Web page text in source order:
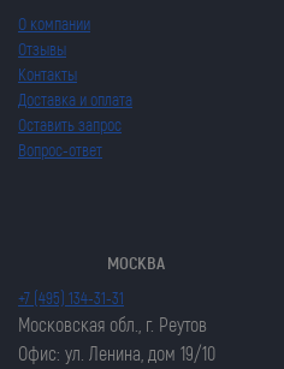
О компании
Отзывы
Контакты
Доставка и оплата
Оставить запрос
Вопрос-ответ
МОСКВА
+7 (495) 134-31-31
Московская обл., г. Реутов
Офис: ул. Ленина, дом 19/10